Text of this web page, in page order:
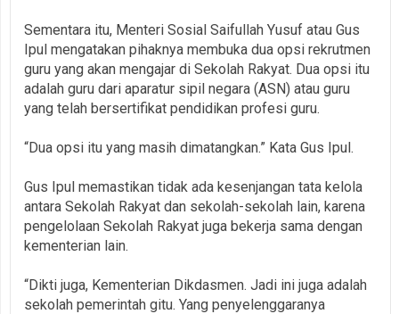
Sementara itu, Menteri Sosial Saifullah Yusuf atau Gus
Ipul mengatakan pihaknya membuka dua opsi rekrutmen
guru yang akan mengajar di Sekolah Rakyat. Dua opsi itu
adalah guru dari aparatur sipil negara (ASN) atau guru
yang telah bersertifikat pendidikan profesi guru.
“Dua opsi itu yang masih dimatangkan.” Kata Gus Ipul.
Gus Ipul memastikan tidak ada kesenjangan tata kelola
antara Sekolah Rakyat dan sekolah-sekolah lain, karena
pengelolaan Sekolah Rakyat juga bekerja sama dengan
kementerian lain.
“Dikti juga, Kementerian Dikdasmen. Jadi ini juga adalah
sekolah pemerintah gitu. Yang penyelenggaranya